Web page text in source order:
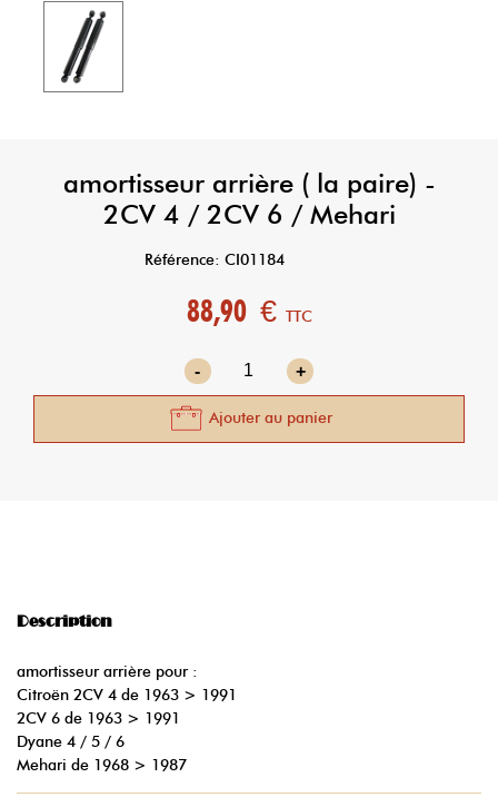
amortisseur arrière ( la paire) -
2CV 4 / 2CV 6 / Mehari
Référence: CI01184
88,90 € TTC
- +
Ajouter au panier
Description
amortisseur arrière pour :
Citroën 2CV 4 de 1963 > 1991
2CV 6 de 1963 > 1991
Dyane 4 / 5 / 6
Mehari de 1968 > 1987